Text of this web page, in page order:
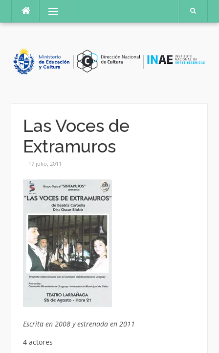
contenido
Menú
Las Voces de
Extramuros
17 julio, 2011
Escrita en 2008 y estrenada en 2011
4 actores